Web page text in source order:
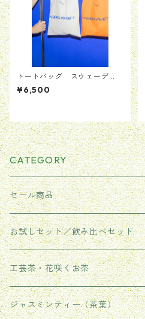
トートバッグ スウェーデ
ン Moderna Museet モデル
ナ 美術館 ストックホルム メ
¥6,500
CATEGORY
セール商品
お試しセット／飲み比べセット
工芸茶・花咲くお茶
ジャスミンティー（茶葉）